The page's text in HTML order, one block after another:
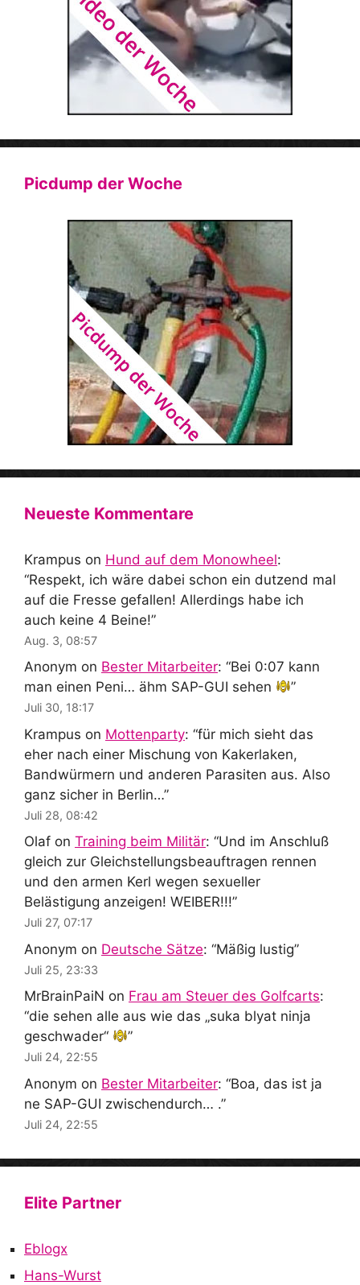
Picdump der Woche
Neueste Kommentare
Krampus on Hund auf dem Monowheel:
“Respekt, ich wäre dabei schon ein dutzend mal
auf die Fresse gefallen! Allerdings habe ich
auch keine 4 Beine!”
Aug. 3, 08:57
Anonym on Bester Mitarbeiter: “Bei 0:07 kann
man einen Peni… ähm SAP-GUI sehen
”
Juli 30, 18:17
Krampus on Mottenparty: “für mich sieht das
eher nach einer Mischung von Kakerlaken,
Bandwürmern und anderen Parasiten aus. Also
ganz sicher in Berlin…”
Juli 28, 08:42
Olaf on Training beim Militär: “Und im Anschluß
gleich zur Gleichstellungsbeauftragen rennen
und den armen Kerl wegen sexueller
Belästigung anzeigen! WEIBER!!!”
Juli 27, 07:17
Anonym on Deutsche Sätze: “Mäßig lustig”
Juli 25, 23:33
MrBrainPaiN on Frau am Steuer des Golfcarts:
“die sehen alle aus wie das „suka blyat ninja
geschwader“
”
Juli 24, 22:55
Anonym on Bester Mitarbeiter: “Boa, das ist ja
ne SAP-GUI zwischendurch… .”
Juli 24, 22:55
Elite Partner
Eblogx
Hans-Wurst